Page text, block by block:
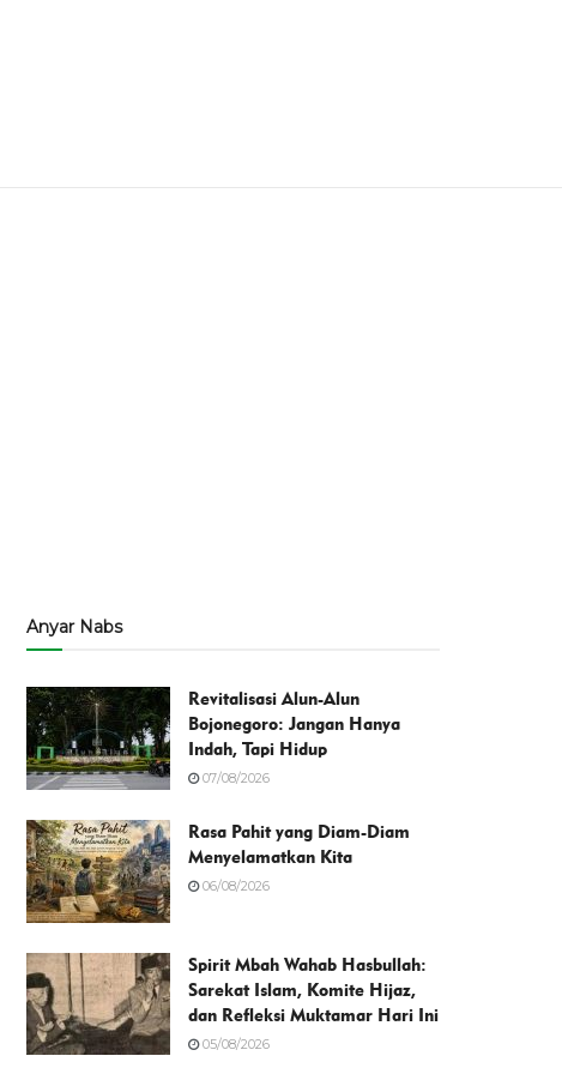
Anyar Nabs
Revitalisasi Alun-Alun
Bojonegoro: Jangan Hanya
Indah, Tapi Hidup
07/08/2026
Rasa Pahit yang Diam-Diam
Menyelamatkan Kita
06/08/2026
Spirit Mbah Wahab Hasbullah:
Sarekat Islam, Komite Hijaz,
dan Refleksi Muktamar Hari Ini
05/08/2026